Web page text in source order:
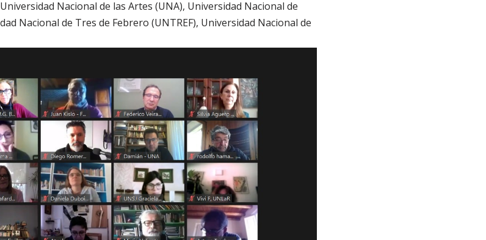
Nacional de las Artes (UNA), Universidad Nacional de
Nacional de Tres de Febrero (UNTREF), Universidad Nacional de